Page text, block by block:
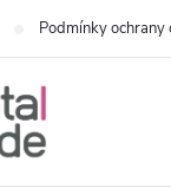
Podmínky ochrany